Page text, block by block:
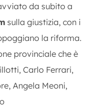
da subito a
sulla giustizia, con i
la riforma.
provinciale che è
Carlo Ferrari,
Angela Meoni,